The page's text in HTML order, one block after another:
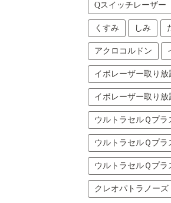
Qスイッチレーザー
くすみ しみ
アクロコルドン
イボレーザー取り放
イボレーザー取り放
ウルトラセルＱプラ
ウルトラセルＱプラ
ウルトラセルＱプラ
クレオパトラノーズ